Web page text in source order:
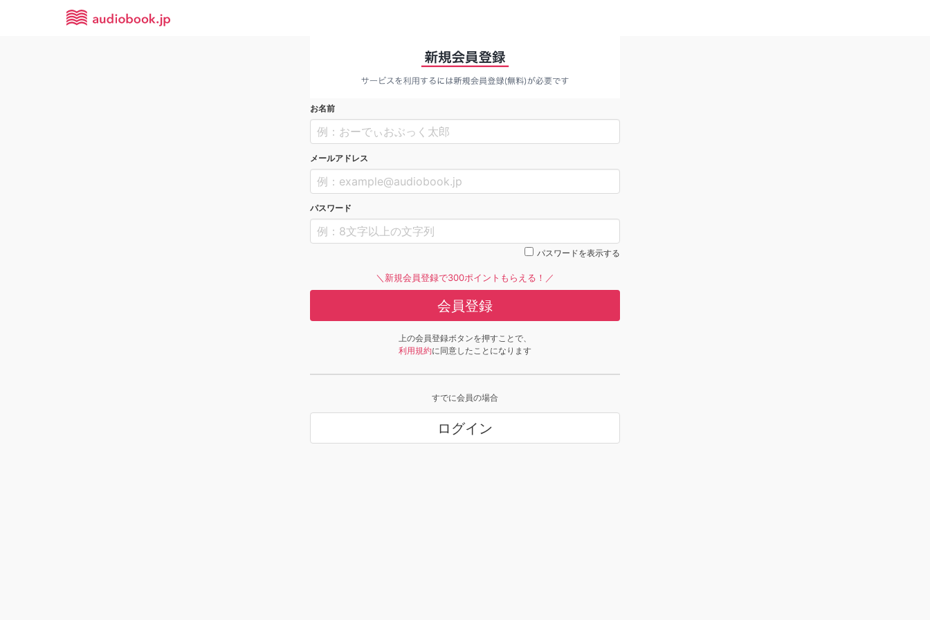
お名前
メールアドレス
パスワード
パスワードを表示する
＼新規会員登録で300ポイントもらえる！／
会員登録
上の会員登録ボタンを押すことで、
利用規約に同意したことになります
すでに会員の場合
ログイン